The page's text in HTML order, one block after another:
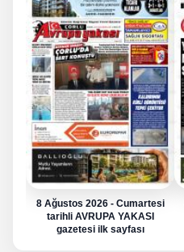
8 Ağustos 2026 - Cumartesi
tarihli AVRUPA YAKASI
gazetesi ilk sayfası